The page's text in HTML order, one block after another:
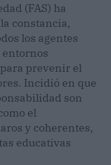
(FAS) ha
constancia,
los agentes
entornos
prevenir el
Incidió en que
son
el
y coherentes,
educativas